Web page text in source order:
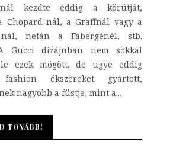
kezdte eddig a körútját,
Chopard-nál, a Graffnál vagy a
nál, netán a Fabergénél, stb.
Gucci dizájnban nem sokkal
ezek mögött, de ugye eddig
ékszereket gyártott,
nagyobb a füstje, mint a...
TOVÁBB!
TOVÁBB!